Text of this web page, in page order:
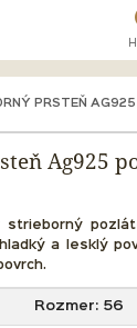
PRSTEŇ
Ag925
strieborný
a lesklý
Rozmer: 56